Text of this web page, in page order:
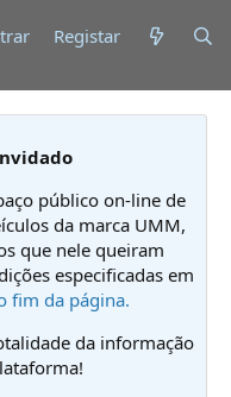
Registar
público on-line de
da marca UMM,
que nele queiram
especificadas em
fim da página.
da informação